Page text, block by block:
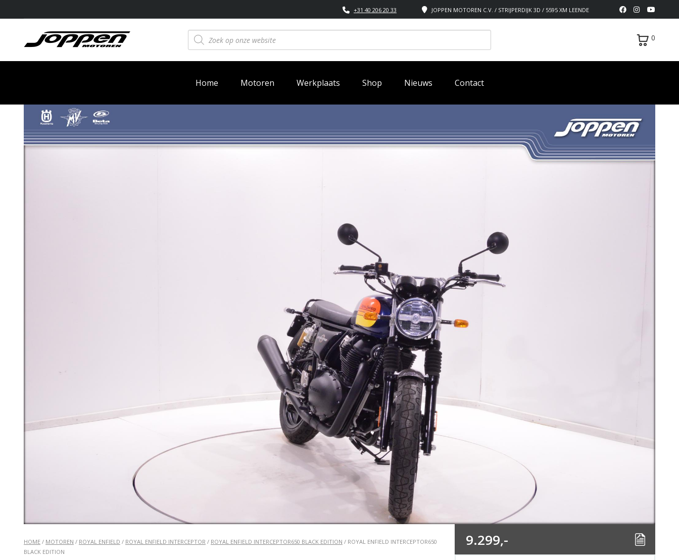
JOPPEN MOTOREN C.V. / STRIJPERDIJK 3D / 5595 XM LEENDE
+31 40 206 20 33
Producten
zoeken 0
Home Motoren Werkplaats Shop Nieuws Contact
HOME / MOTOREN / ROYAL ENFIELD / ROYAL ENFIELD INTERCEPTOR / ROYAL ENFIELD INTERCEPTOR650 BLACK EDITION / ROYAL ENFIELD INTERCEPTOR650
BLACK EDITION
9.299,-